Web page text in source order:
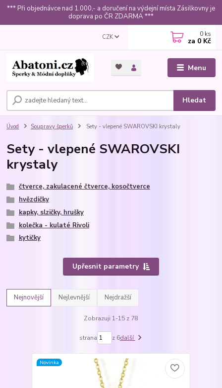
*** Při objednávce nad 1.000,- a doručení na výdejní místa Zásilkovny je
doprava po ČR ZDARMA ***
Menu
CZK
Hledat
0 ks
za 0 Kč
Úvod Soupravy šperků Sety - vlepené SWAROVSKI krystaly
Sety - vlepené SWAROVSKI
krystaly
čtverce, zakulacené čtverce, kosočtverce
hvězdičky
kapky, slzičky, hrušky
kolečka - kulaté Rivoli
kytičky
Upřesnit parametry
Nejnovější Nejlevnější Nejdražší
Zobrazuji 1-15 z 78
strana z 6další
Novinka